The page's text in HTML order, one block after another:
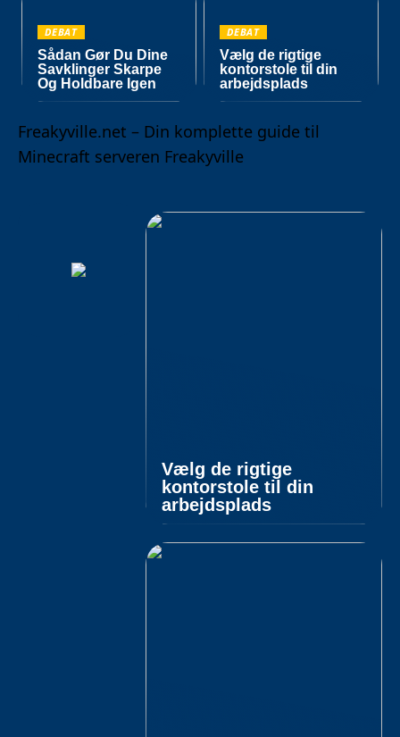
DEBAT
Sådan Gør Du Dine
Savklinger Skarpe
Og Holdbare Igen
DEBAT
Vælg de rigtige
kontorstole til din
arbejdsplads
Freakyville.net – Din komplette guide til
Minecraft serveren Freakyville
Vælg de rigtige
kontorstole til din
arbejdsplads